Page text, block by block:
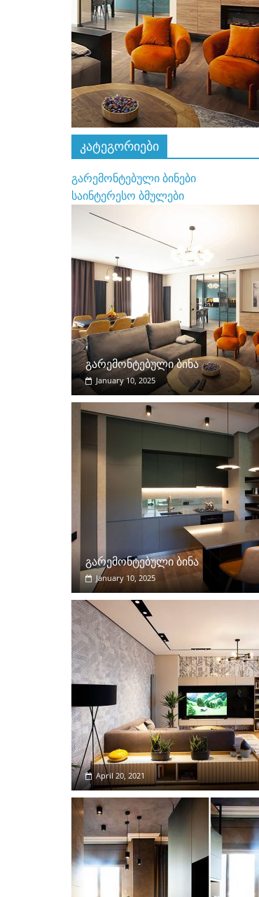
გარემონტებული ბინები
გარემონტებული ბინა
January 10, 2025 admin
კატეგორიები
გარემონტებული ბინები
საინტერესო ბმულები
გარემონტებული ბინა
January 10, 2025
გარემონტებული ბინა
January 10, 2025
April 20, 2021